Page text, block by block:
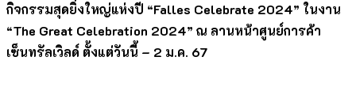
กิจกรรมสุดยิ่งใหญ่แห่งปี “Falles Celebrate 2024” ในงาน
“The Great Celebration 2024” ณ ลานหน้าศูนย์การค้า
เซ็นทรัลเวิลด์ ตั้งแต่วันนี้ – 2 ม.ค. 67